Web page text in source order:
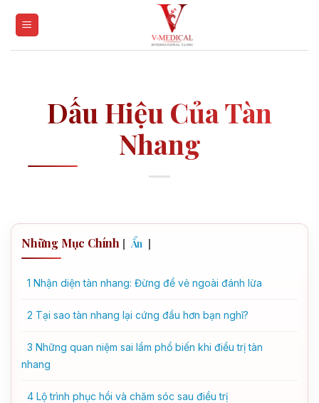
Dấu Hiệu Của Tàn
Nhang
Những Mục Chính [ Ẩn ]
1 Nhận diện tàn nhang: Đừng để vẻ ngoài đánh lừa
2 Tại sao tàn nhang lại cứng đầu hơn bạn nghĩ?
3 Những quan niệm sai lầm phổ biến khi điều trị tàn
nhang
4 Lộ trình phục hồi và chăm sóc sau điều trị